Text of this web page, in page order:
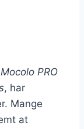
Mocolo PRO
, har
Mange
at